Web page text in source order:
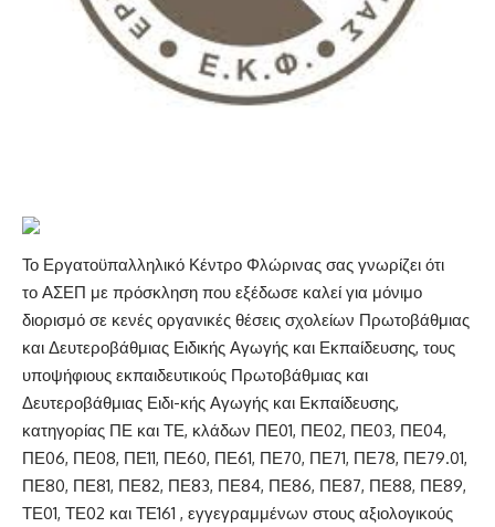
Το Εργατοϋπαλληλικό Κέντρο Φλώρινας σας γνωρίζει ότι
το ΑΣΕΠ με πρόσκληση που εξέδωσε καλεί για μόνιμο
διορισμό σε κενές οργανικές θέσεις σχολείων Πρωτοβάθμιας
και Δευτεροβάθμιας Ειδικής Αγωγής και Εκπαίδευσης, τους
υποψήφιους εκπαιδευτικούς Πρωτοβάθμιας και
Δευτεροβάθμιας Ειδι-κής Αγωγής και Εκπαίδευσης,
κατηγορίας ΠΕ και ΤΕ, κλάδων ΠΕ01, ΠΕ02, ΠΕ03, ΠΕ04,
ΠΕ06, ΠΕ08, ΠΕ11, ΠΕ60, ΠΕ61, ΠΕ70, ΠΕ71, ΠΕ78, ΠΕ79.01,
ΠΕ80, ΠΕ81, ΠΕ82, ΠΕ83, ΠΕ84, ΠΕ86, ΠΕ87, ΠΕ88, ΠΕ89,
ΤΕ01, ΤΕ02 και ΤΕ161 , εγγεγραμμένων στους αξιολογικούς